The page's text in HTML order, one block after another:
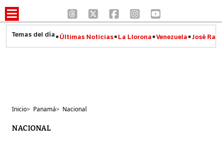
Últimas Noticias La Llorona Venezuela José
Inicio> Panamá> Nacional
NACIONAL